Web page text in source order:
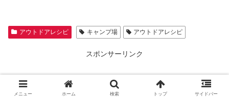
アウトドアレシピ キャンプ場 アウトドアレシピ
スポンサーリンク
メニュー ホーム 検索 トップ サイドバー